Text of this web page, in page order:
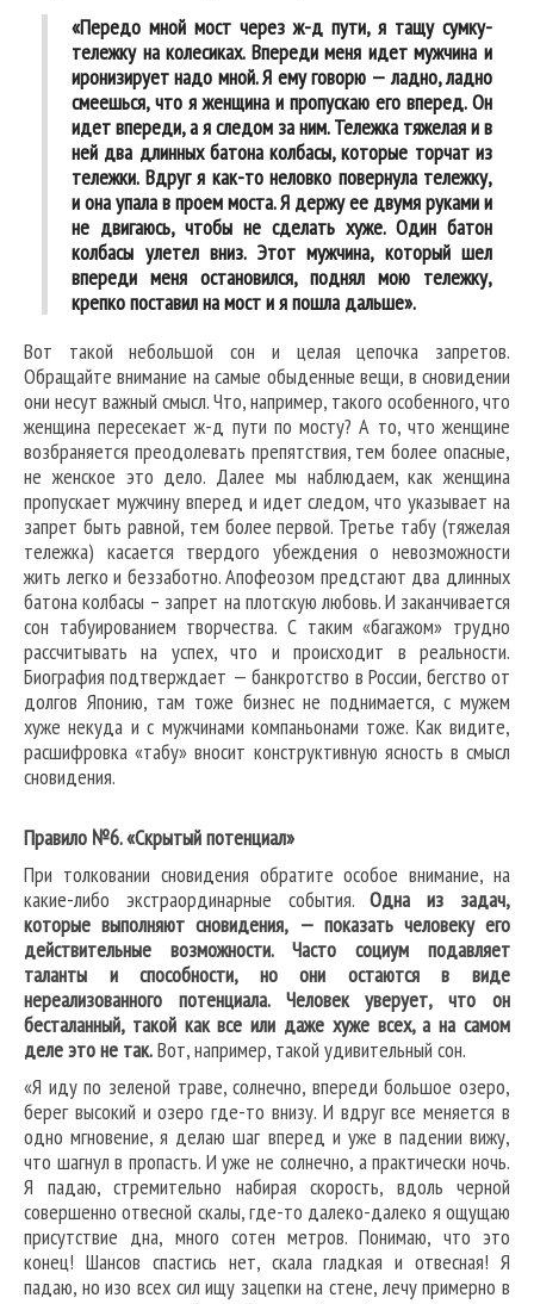
«Передо мной мост через ж-д пути, я тащу сумку-
тележку на колесиках. Впереди меня идет мужчина и
иронизирует надо мной. Я ему говорю — ладно, ладно
смеешься, что я женщина и пропускаю его вперед. Он
идет впереди, а я следом за ним. Тележка тяжелая и в
ней два длинных батона колбасы, которые торчат из
тележки. Вдруг я как-то неловко повернула тележку,
и она упала в проем моста. Я держу ее двумя руками и
не двигаюсь, чтобы не сделать хуже. Один батон
колбасы улетел вниз. Этот мужчина, который шел
впереди меня остановился, поднял мою тележку,
крепко поставил на мост и я пошла дальше».
Вот такой небольшой сон и целая цепочка запретов.
Обращайте внимание на самые обыденные вещи, в сновидении
они несут важный смысл. Что, например, такого особенного, что
женщина пересекает ж-д пути по мосту? А то, что женщине
возбраняется преодолевать препятствия, тем более опасные,
не женское это дело. Далее мы наблюдаем, как женщина
пропускает мужчину вперед и идет следом, что указывает на
запрет быть равной, тем более первой. Третье табу (тяжелая
тележка) касается твердого убеждения о невозможности
жить легко и беззаботно. Апофеозом предстают два длинных
батона колбасы – запрет на плотскую любовь. И заканчивается
сон табуированием творчества. С таким «багажом» трудно
рассчитывать на успех, что и происходит в реальности.
Биография подтверждает — банкротство в России, бегство от
долгов Японию, там тоже бизнес не поднимается, с мужем
хуже некуда и с мужчинами компаньонами тоже. Как видите,
расшифровка «табу» вносит конструктивную ясность в смысл
сновидения.
Правило №6. «Скрытый потенциал»
При толковании сновидения обратите особое внимание, на
какие-либо экстраординарные события.Одна из задач,
которые выполняют сновидения, — показать человеку его
действительные возможности. Часто социум подавляет
таланты и способности, но они остаются в виде
нереализованного потенциала. Человек уверует, что он
бесталанный, такой как все или даже хуже всех, а на самом
деле это не так.Вот, например, такой удивительный сон.
«Я иду по зеленой траве, солнечно, впереди большое озеро,
берег высокий и озеро где-то внизу. И вдруг все меняется в
одно мгновение, я делаю шаг вперед и уже в падении вижу,
что шагнул в пропасть. И уже не солнечно, а практически ночь.
Я падаю, стремительно набирая скорость, вдоль черной
совершенно отвесной скалы, где-то далеко-далеко я ощущаю
присутствие дна, много сотен метров. Понимаю, что это
конец! Шансов спастись нет, скала гладкая и отвесная! Я
падаю, но изо всех сил ищу зацепки на стене, лечу примерно в